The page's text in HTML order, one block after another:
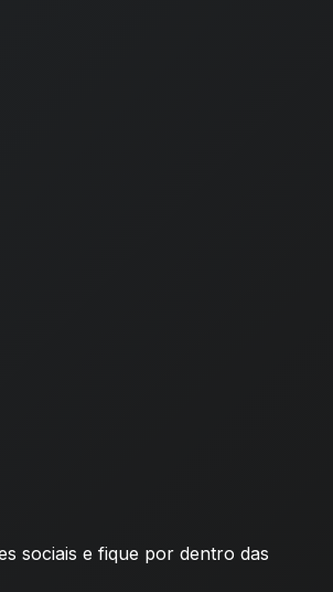
sociais e fique por dentro das